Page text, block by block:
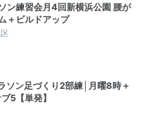
ン練習会月4回新横浜公園 腰が
＋ビルドアップ
ソン足づくり2部練│月曜8時＋
5【単発】